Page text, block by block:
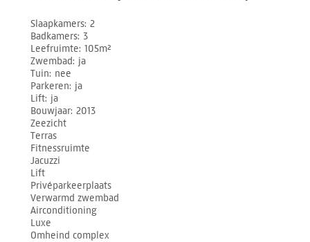
Slaapkamers 2
Badkamers 3
Leefruimte 105m²
Zwembad ja
Tuin nee
Parkeren ja
Lift ja
Bouwjaar 2013
Zeezicht
Terras
Fitnessruimte
Jacuzzi
Lift
Privéparkeerplaats
Verwarmd zwembad
Airconditioning
Luxe
Omheind complex